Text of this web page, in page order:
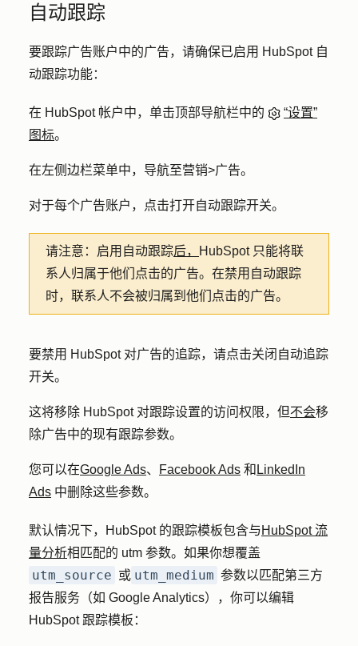
自动跟踪
要跟踪广告账户中的广告，请确保已启用 HubSpot 自
动跟踪功能：
在 HubSpot 帐户中，单击顶部导航栏中的
“设置”
图标。
在左侧边栏菜单中，导航至营销>广告。
对于每个广告账户，点击打开自动跟踪开关。
请注意： 启用自动跟踪后，
HubSpot 只能将联
系人归属于他们点击的广告。在禁用自动跟踪
时，联系人不会被归属到他们点击的广告。
要禁用 HubSpot 对广告的追踪，请点击关闭 自动追踪
开关。
这将移除 HubSpot 对跟踪设置的访问权限，但不会移
除广告中的现有跟踪参数。
您可以在Google Ads、 Facebook Ads 和 LinkedIn
Ads 中删除这些参数。
默认情况下，HubSpot 的跟踪模板包含与HubSpot 流
量分析相匹配的 utm 参数。如果你想覆盖
utm_source 或 utm_medium 参数以匹配第三方
报告服务（如 Google Analytics），你可以编辑
HubSpot 跟踪模板：